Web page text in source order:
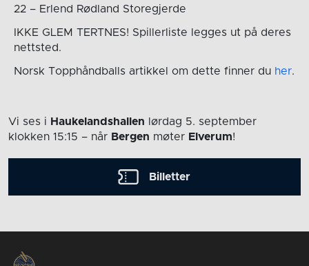
22 – Erlend Rødland Storegjerde
IKKE GLEM TERTNES! Spillerliste legges ut på deres
nettsted.
Norsk Topphåndballs artikkel om dette finner du her.
Vi ses i Haukelandshallen lørdag 5. september
klokken 15:15 – når Bergen møter Elverum!
Billetter